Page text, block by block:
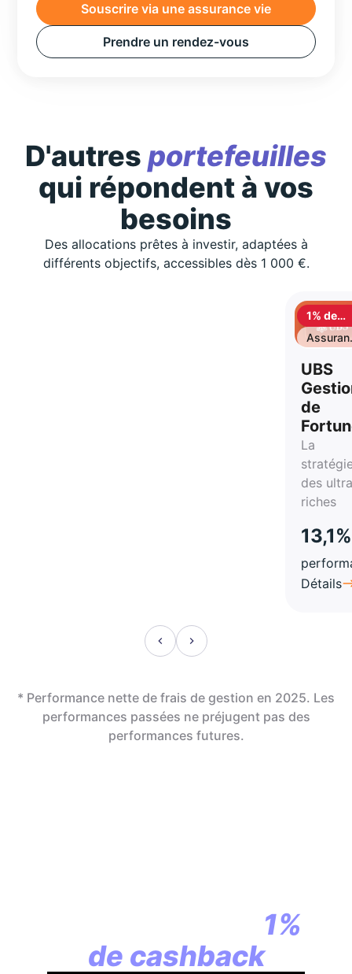
Souscrire via une assurance vie
Prendre un rendez-vous
D'autres portefeuilles
qui répondent à vos
besoins
Des allocations prêtes à investir, adaptées à
différents objectifs, accessibles dès 1 000 €.
1% de
UBS
de
La
des
riches
13,1%
Détails
* Performance nette de frais de gestion en 2025. Les
performances passées ne préjugent pas des
performances futures.
1%
de cashback